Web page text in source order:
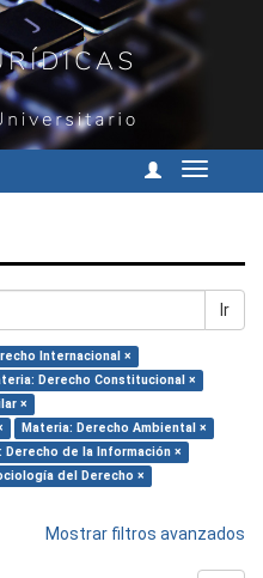
Cambiar
Ir
Internacional ×
Derecho Constitucional ×
×
Materia: Derecho Ambiental ×
Derecho de la Información ×
del Derecho ×
Mostrar filtros avanzados